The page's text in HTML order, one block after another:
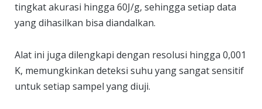
tingkat akurasi hingga 60J/g, sehingga setiap data
yang dihasilkan bisa diandalkan.
Alat ini juga dilengkapi dengan resolusi hingga 0,001
K, memungkinkan deteksi suhu yang sangat sensitif
untuk setiap sampel yang diuji.